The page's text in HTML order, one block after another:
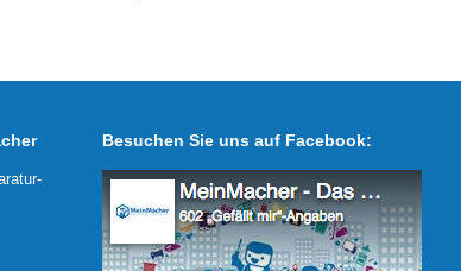
Besuchen Sie uns auf Facebook: